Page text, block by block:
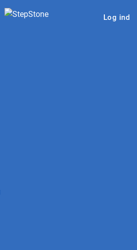
Log ind